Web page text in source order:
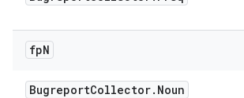
fpN
BugreportCollector. Noun